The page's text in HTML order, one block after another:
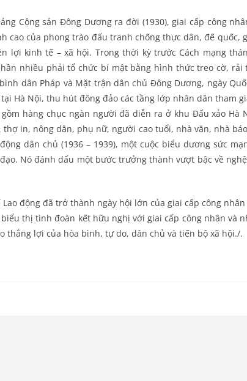
Cộng sản Đông Dương ra đời (1930), giai cấp công
cao của phong trào đấu tranh chống thực dân, đế quốc,
lợi kinh tế – xã hội. Trong thời kỳ trước Cách mạng
nhiều phải tổ chức bí mật bằng hình thức treo cờ, rải
dân Pháp và Mặt trận dân chủ Đông Dương, ngày
Hà Nội, thu hút đông đảo các tầng lớp nhân dân tham
hàng chục ngàn người đã diễn ra ở khu Đấu xảo Hà
thợ in, nông dân, phụ nữ, người cao tuổi, nhà văn, nhà
dân chủ (1936 – 1939), một cuộc biểu dương sức
Nó đánh dấu một bước trưởng thành vượt bậc về
Lao động đã trở thành ngày hội lớn của giai cấp công
thị tình đoàn kết hữu nghị với giai cấp công nhân và
thắng lợi của hòa bình, tự do, dân chủ và tiến bộ xã hội./.